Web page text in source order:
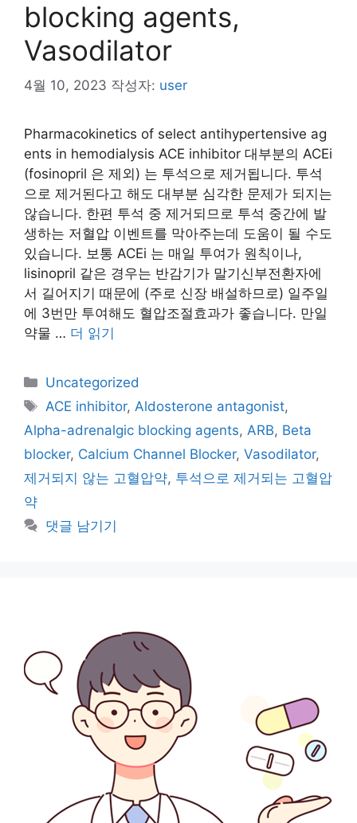
blocking agents,
Vasodilator
4월 10, 2023 작성자: user
Pharmacokinetics of select antihypertensive ag
ents in hemodialysis ACE inhibitor 대부분의 ACEi
(fosinopril 은 제외) 는 투석으로 제거됩니다. 투석
으로 제거된다고 해도 대부분 심각한 문제가 되지는
않습니다. 한편 투석 중 제거되므로 투석 중간에 발
생하는 저혈압 이벤트를 막아주는데 도움이 될 수도
있습니다. 보통 ACEi 는 매일 투여가 원칙이나,
lisinopril 같은 경우는 반감기가 말기신부전환자에
서 길어지기 때문에 (주로 신장 배설하므로) 일주일
에 3번만 투여해도 혈압조절효과가 좋습니다. 만일
약물 … 더 읽기
카
테
리
Uncategorized
태
그
ACE inhibitor,Aldosterone antagonist,
Alpha-adrenalgic blocking agents, ARB, Beta
blocker, Calcium Channel Blocker, Vasodilator,
제거되지 않는 고혈압약, 투석으로 제거되는 고혈압
약
댓글 남기기